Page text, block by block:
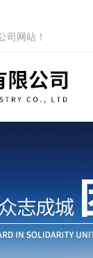
司网站！